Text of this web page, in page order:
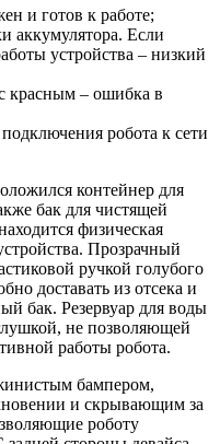
и готов к работе;
аккумулятора. Если
устройства – низкий
красным – ошибка в
робота к сети
контейнер для
бак для чистящей
физическая
Прозрачный
ручкой голубого
доставать из отсека и
бак. Резервуар для воды
не позволяющей
работы робота.
бампером,
и скрывающим за
роботу